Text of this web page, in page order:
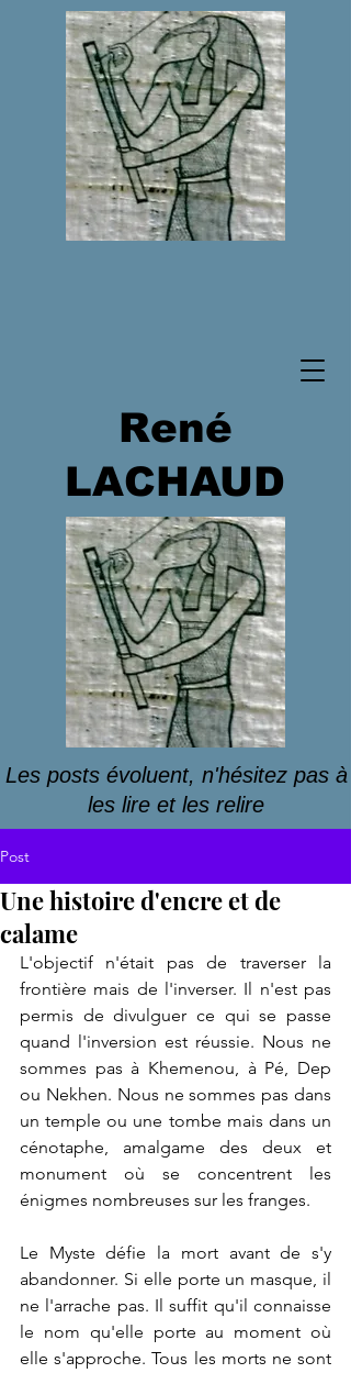
René
LACHAUD
Les posts évoluent, n'hésitez pas à
les lire et les relire
Post
Une histoire d'encre et de
calame
L'objectif n'était pas de traverser la
frontière mais de l'inverser. Il n'est pas
permis de divulguer ce qui se passe
quand l'inversion est réussie. Nous ne
sommes pas à Khemenou, à Pé, Dep
ou Nekhen. Nous ne sommes pas dans
un temple ou une tombe mais dans un
cénotaphe, amalgame des deux et
monument où se concentrent les
énigmes nombreuses sur les franges.
Le Myste défie la mort avant de s'y
abandonner. Si elle porte un masque, il
ne l'arrache pas. Il suffit qu'il connaisse
le nom qu'elle porte au moment où
elle s'approche. Tous les morts ne sont